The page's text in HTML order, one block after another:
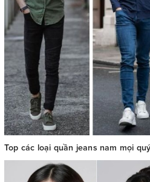
Top các loại quần jeans nam mọi